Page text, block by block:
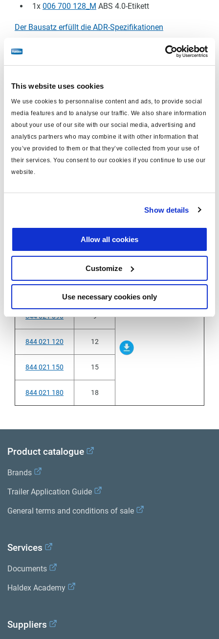
This website uses cookies
We use cookies to personnalise content and ads, to provide social
media features and to analyse our traffic. We also share information
about your use of our site with our social media, advertising and
analytics partners who may combine it with other information that
you’ve provided to them or that they’ve collected from your use of
their services. You consent to our cookies if you continue to use our
website.
Show details
Allow all cookies
Customize
Use necessary cookies only
1x 006 700 128_M ABS 4.0-Etikett
Der Bausatz erfüllt die ADR-Spezifikationen
ISO 7638 zu Power-A - Anhänger
ISO 7638 Stecker
7 pins
Alle Varianten erfüllen die ADR Spezifikationen
Weitere Informationen und Diagnose
Artikelnummer Länge (m) Technische Zeichnung
844 021 090 9
844 021 120 12
844 021 150 15
844 021 180 18
Product catalogue
Brands
Trailer Application Guide
General terms and conditions of sale
Services
Documents
Haldex Academy
Suppliers